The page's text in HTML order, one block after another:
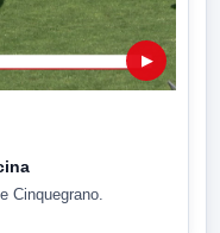
▶
Cinquegrano.